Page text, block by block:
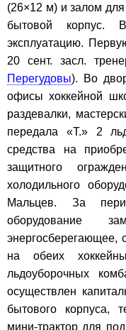
(26×12 м) и залом
бытовой
эксплуатацию.
20 сент. засл.
Перегудовы). Во
офисы хоккейной
раздевалки,
передала «Т.» 2
средства на
защитного
холодильного
Мальцев. За
оборудование
энергосберегающее,
на обеих
льдоуборочных
осуществлен
бытового корпуса,
мини-трактор для